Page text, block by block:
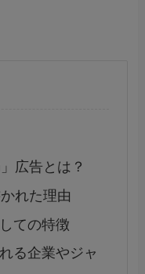
広告とは？
れた理由
ての特徴
る企業やジャ